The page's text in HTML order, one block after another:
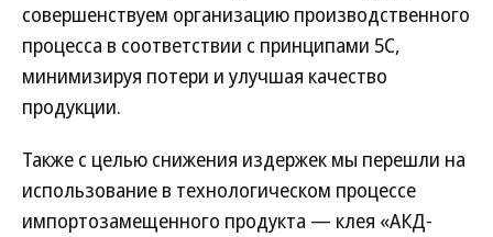
совершенствуем организацию производственного
процесса в соответствии с принципами 5С,
минимизируя потери и улучшая качество
продукции.
Также с целью снижения издержек мы перешли на
использование в технологическом процессе
импортозамещенного продукта — клея «АКД-